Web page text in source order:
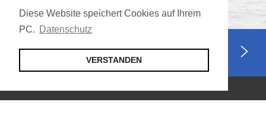
Diese Website speichert Cookies auf Ihrem
PC. Datenschutz
VERSTANDEN
Jetzt Mitglied werden